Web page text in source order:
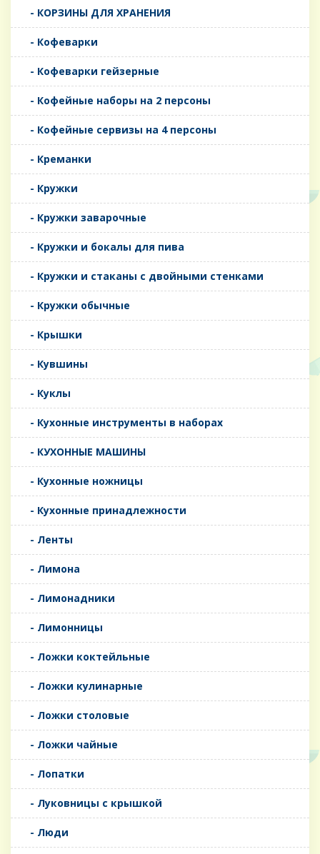
- КОРЗИНЫ ДЛЯ ХРАНЕНИЯ
- Кофеварки
- Кофеварки гейзерные
- Кофейные наборы на 2 персоны
- Кофейные сервизы на 4 персоны
- Креманки
- Кружки
- Кружки заварочные
- Кружки и бокалы для пива
- Кружки и стаканы с двойными стенками
- Кружки обычные
- Крышки
- Кувшины
- Куклы
- Кухонные инструменты в наборах
- КУХОННЫЕ МАШИНЫ
- Кухонные ножницы
- Кухонные принадлежности
- Ленты
- Лимона
- Лимонадники
- Лимонницы
- Ложки коктейльные
- Ложки кулинарные
- Ложки столовые
- Ложки чайные
- Лопатки
- Луковницы с крышкой
- Люди